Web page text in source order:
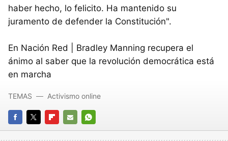
haber hecho, lo felicito. Ha mantenido su
juramento de defender la Constitución".
En Nación Red | Bradley Manning recupera el
ánimo al saber que la revolución democrática está
en marcha
FACEBOOK
TWITTERFLIPBOARD
E-
WHATSAPP
TEMAS Activismo online